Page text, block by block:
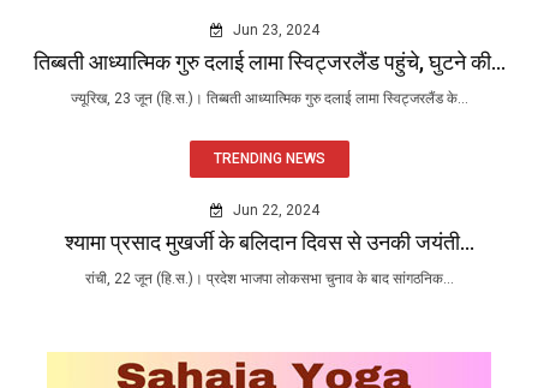
Jun 23, 2024
तिब्बती आध्यात्मिक गुरु दलाई लामा स्विट्जरलैंड पहुंचे, घुटने की...
ज्यूरिख, 23 जून (हि.स.)। तिब्बती आध्यात्मिक गुरु दलाई लामा स्विट्जरलैंड के...
TRENDING NEWS
Jun 22, 2024
श्यामा प्रसाद मुखर्जी के बलिदान दिवस से उनकी जयंती...
रांची, 22 जून (हि.स.)। प्रदेश भाजपा लोकसभा चुनाव के बाद सांगठनिक...